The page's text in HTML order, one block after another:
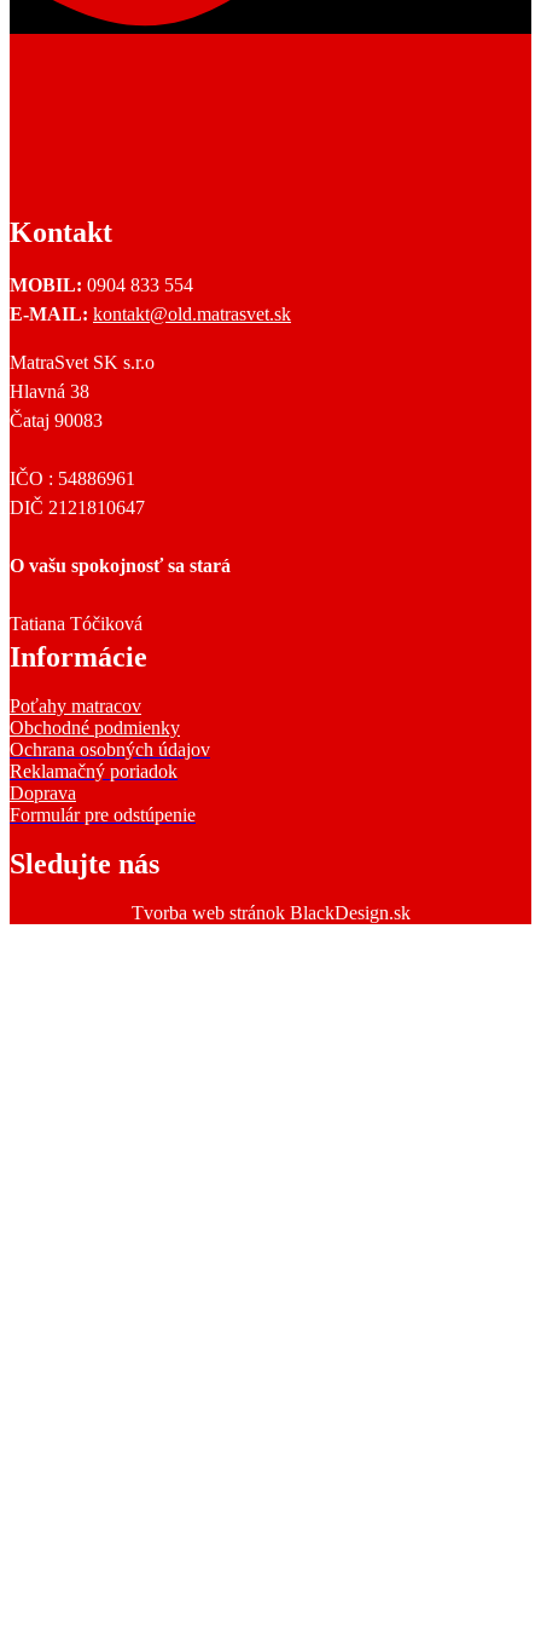
Kontakt
MOBIL: 0904 833 554
E-MAIL: kontakt@old.matrasvet.sk
MatraSvet SK s.r.o
Hlavná 38
Čataj 90083
IČO : 54886961
DIČ 2121810647
O vašu spokojnosť sa stará
Tatiana Tóčiková
Informácie
Poťahy matracov
Obchodné podmienky
Ochrana osobných údajov
Reklamačný poriadok
Doprava
Formulár pre odstúpenie
Sledujte nás
Tvorba web stránok BlackDesign.sk